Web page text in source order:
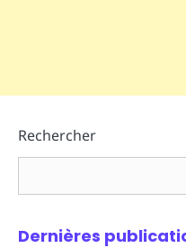
Rechercher
Dernières